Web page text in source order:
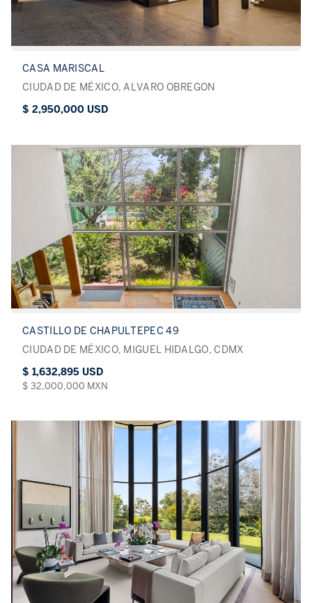
CASA MARISCAL
CIUDAD DE MÉXICO, ALVARO OBREGON
$ 2,950,000 USD
CASTILLO DE CHAPULTEPEC 49
CIUDAD DE MÉXICO, MIGUEL HIDALGO, CDMX
$ 1,632,895 USD
$ 32,000,000 MXN